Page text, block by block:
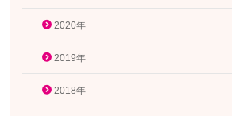
2020年
2019年
2018年